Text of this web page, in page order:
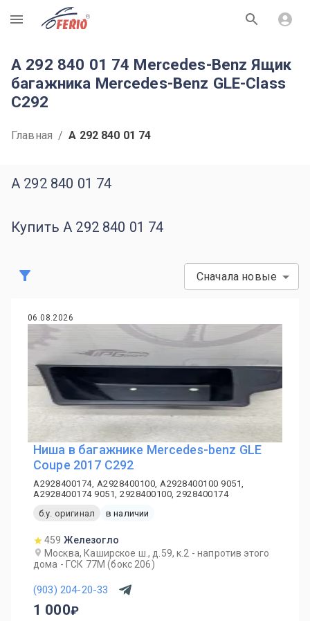
R
A 292 840 01 74 Mercedes-Benz Ящик
багажника Mercedes-Benz GLE-Class
C292
Главная / A 292 840 01 74
A 292 840 01 74
Купить A 292 840 01 74
Сначала новые
06.08.2026
Ниша в багажнике Mercedes-benz GLE
Coupe 2017 C292
A2928400174, A2928400100, A2928400100 9051,
A2928400174 9051, 2928400100, 2928400174
б.у. оригинал
в наличии
459 Железогло
Москва, Каширское ш., д.59, к.2 - напротив этого
дома - ГСК 77М (бокс 206)
(903) 204-20-33
1 000